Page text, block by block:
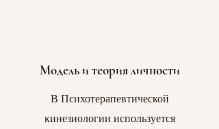
Модель и теория личности
В Психотерапевтической
кинезиологии используется